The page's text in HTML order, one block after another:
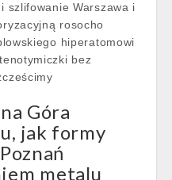
szlifowanie Warszawa i
rosocho
hiperatomowi
bez
Góra
jak formy
metalu